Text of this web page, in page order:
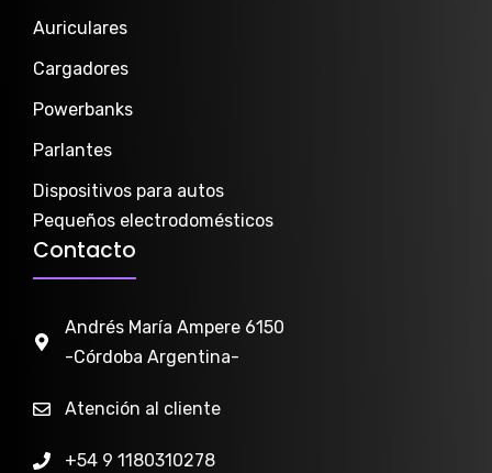
Auriculares
Cargadores
Powerbanks
Parlantes
Dispositivos para autos
Pequeños electrodomésticos
Contacto
Andrés María Ampere 6150
-Córdoba Argentina-
Atención al cliente
+54 9 1180310278